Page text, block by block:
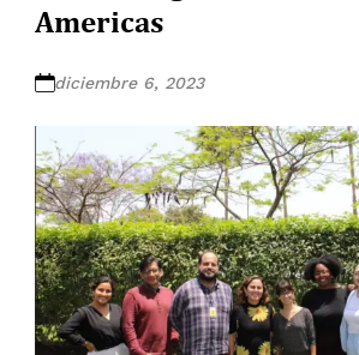
Americas
diciembre 6, 2023